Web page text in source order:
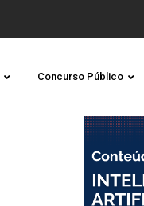
Concurso Público